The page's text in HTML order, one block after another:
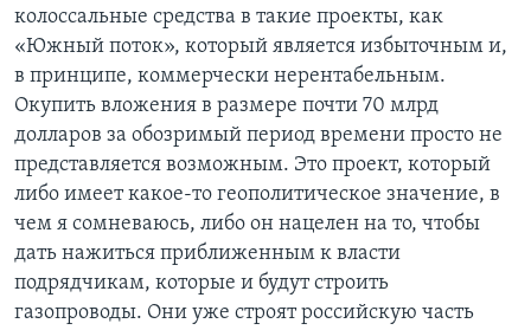
колоссальные средства в такие проекты, как
«Южный поток», который является избыточным и,
в принципе, коммерчески нерентабельным.
Окупить вложения в размере почти 70 млрд
долларов за обозримый период времени просто не
представляется возможным. Это проект, который
либо имеет какое-то геополитическое значение, в
чем я сомневаюсь, либо он нацелен на то, чтобы
дать нажиться приближенным к власти
подрядчикам, которые и будут строить
газопроводы. Они уже строят российскую часть